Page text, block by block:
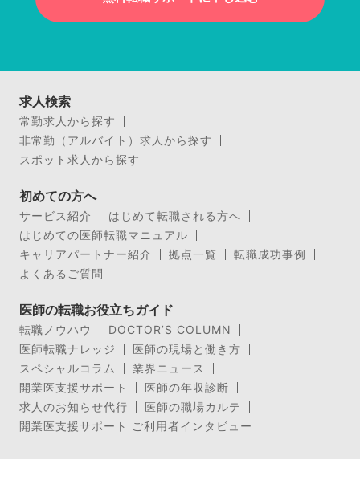
求人検索
常勤求人から探す
非常勤（アルバイト）求人から探す
スポット求人から探す
初めての方へ
サービス紹介
はじめて転職される方へ
はじめての医師転職マニュアル
キャリアパートナー紹介
拠点一覧
転職成功事例
よくあるご質問
医師の転職お役立ちガイド
転職ノウハウ
DOCTOR’S COLUMN
医師転職ナレッジ
医師の現場と働き方
スペシャルコラム
業界ニュース
開業医支援サポート
医師の年収診断
求人のお知らせ代行
医師の職場カルテ
開業医支援サポート ご利用者インタビュー